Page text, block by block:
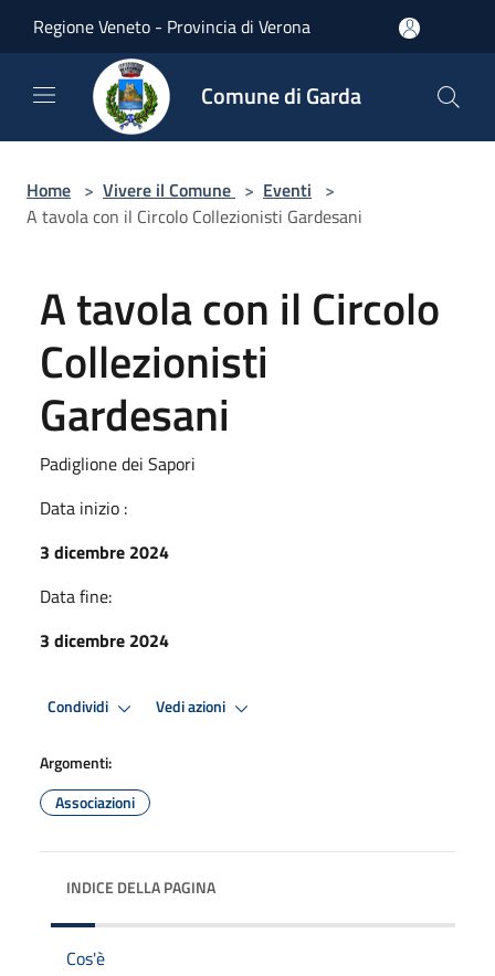
Regione Veneto - Provincia di Verona
Comune di Garda
Home > Vivere il Comune > Eventi >
A tavola con il Circolo Collezionisti Gardesani
A tavola con il Circolo
Collezionisti
Gardesani
Padiglione dei Sapori
Data inizio :
3 dicembre 2024
Data fine:
3 dicembre 2024
Condividi Vedi azioni
Argomenti:
Associazioni
INDICE DELLA PAGINA
Cos'è